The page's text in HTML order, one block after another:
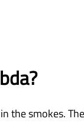
the smokes.